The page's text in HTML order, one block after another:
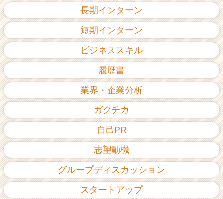
長期インターン
短期インターン
ビジネススキル
履歴書
業界・企業分析
ガクチカ
自己PR
志望動機
グループディスカッション
スタートアップ